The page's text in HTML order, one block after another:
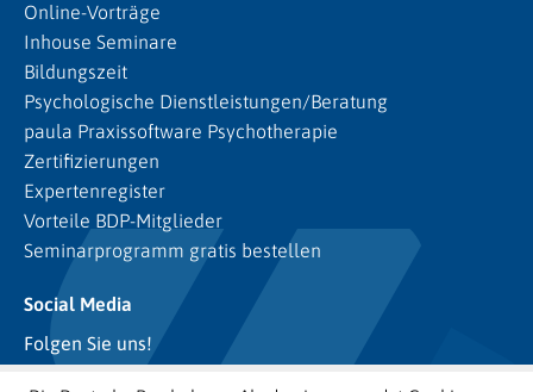
Online-Vorträge
Inhouse Seminare
Bildungszeit
Psychologische Dienstleistungen/Beratung
paula Praxissoftware Psychotherapie
Zertifizierungen
Expertenregister
Vorteile BDP-Mitglieder
Seminarprogramm gratis bestellen
Social Media
Folgen Sie uns!